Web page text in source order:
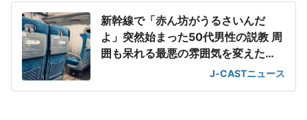
新幹線で「赤ん坊がうるさいんだ
よ」突然始まった50代男性の説教 周
囲も呆れる最悪の雰囲気を変えた
J-CASTニュース